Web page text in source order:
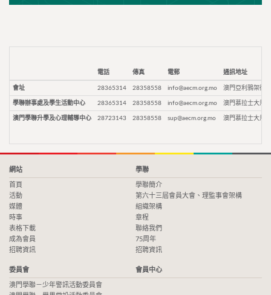
電話 傳真 電郵 通訊地址
會址 28365314 28358558 info@aecm.org.mo 澳門亞利鴉架街9
學聯辦事處及學生活動中心 28365314 28358558 info@aecm.org.mo 澳門慕拉士大馬
澳門學聯升學及心理輔導中心 28723143 28358558 sup@aecm.org.mo 澳門慕拉士大馬
網站
首頁
活動
媒體
時事
表格下載
成為會員
招聘資訊
學聯
學聯簡介
第六十三屆會員大會、理監事會架構
組織架構
章程
聯絡我們
75周年
招聘資訊
委員會
澳門學聯－少年警訊活動委員會
會員中心